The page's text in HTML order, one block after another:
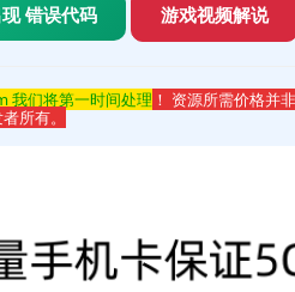
错误代码 游戏视频解说
我们将第一时间处理 ！ 资源所需价格并
所有。